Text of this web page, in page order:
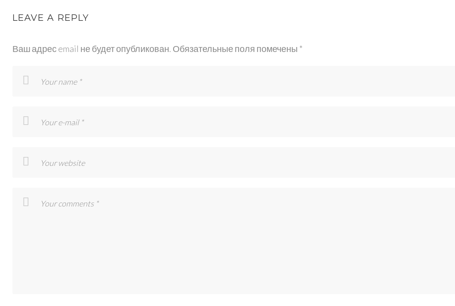
LEAVE A REPLY
Ваш адрес email не будет опубликован. Обязательные поля помечены *